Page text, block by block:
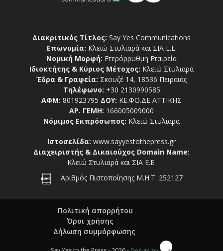
Διακριτικός Τίτλος: Say Yes Communications
Επωνυμία: Κλειώ Στυλιαρά και ΣΙΑ Ε.Ε.
Νομική Μορφή: Ετερόρρυθμη Εταιρεία
Ιδιοκτήτης & Κύριος Μέτοχος: Κλειώ Στυλιαρά
Έδρα & Γραφεία: Σκουζέ 14, 18536 Πειραιάς
Τηλέφωνο: +30 2130990585
ΑΦΜ: 801923795 ΔΟΥ: ΚΕ.ΦΟ.ΔΕ ΑΤΤΙΚΗΣ
ΑΡ. ΓΕΜΗ: 166005009000
Νόμιμος Εκπρόσωπος: Κλειώ Στυλιαρά
Ιστοσελίδα: www.sayyestothepress.gr
Διαχειριστής & Δικαιούχος Domain Name:
Κλειώ Στυλιαρά και ΣΙΑ Ε.Ε.
Αριθμός Πιστοποίησης Μ.Η.Τ. 252127
Πολιτική απορρήτου
Όροι χρήσης
Δήλωση συμμόρφωσης